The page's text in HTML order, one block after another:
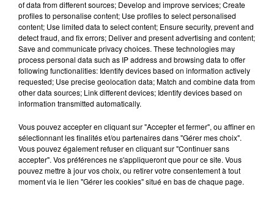
FIL D'ACTU
23 juillet 2026
INCENDIE MORTEL À LENS : UNE FEMME ET
SON BÉBÉ ENTRE LA VIE ET LA...
Un homme s'est immolé par le feu après avoir
aspergé sa compagne et leur bébé de trois mois
of data from different sources; Develop and improve services; Create
profiles to personalise content; Use profiles to select personalised
content; Use limited data to select content; Ensure security, prevent and
detect fraud, and fix errors; Deliver and present advertising and content;
Save and communicate privacy choices. These technologies may
process personal data such as IP address and browsing data to offer
following functionalities: Identify devices based on information actively
requested; Use precise geolocation data; Match and combine data from
other data sources; Link different devices; Identify devices based on
information transmitted automatically.
Vous pouvez accepter en cliquant sur "Accepter et fermer", ou affiner en
sélectionnant les finalités et/ou partenaires dans "Gérer mes choix".
Vous pouvez également refuser en cliquant sur "Continuer sans
accepter". Vos préférences ne s'appliqueront que pour ce site. Vous
pouvez mettre à jour vos choix, ou retirer votre consentement à tout
moment via le lien "Gérer les cookies" situé en bas de chaque page.